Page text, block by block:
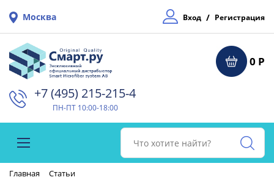
Москва Вход / Регистрация
0 Р
+7 (495) 215-215-4⁠
ПН-ПТ 10:00-18:00
Главная
Статьи